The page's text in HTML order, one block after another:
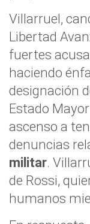
Villarruel,
Libertad
fuertes
haciendo
designación
Estado
ascenso a
denuncias
militar.
de Rossi,
humanos